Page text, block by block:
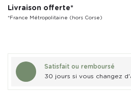
Livraison offerte*
*France Métropolitaine (hors Corse)
Satisfait ou remboursé
30 jours si vous changez